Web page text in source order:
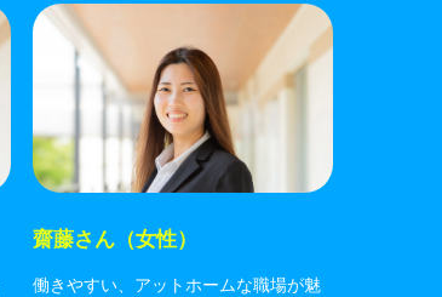
齋藤さん（女性）
働きやすい、アットホームな職場が魅